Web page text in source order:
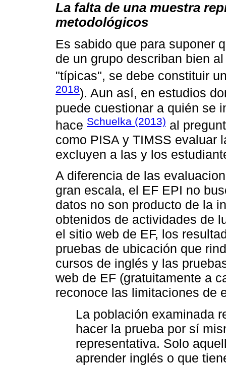
La falta de una muestra
metodológicos
Es sabido que para suponer
de un grupo describan bien
"típicas", se debe constituir
2018). Aun así, en estudios
puede cuestionar a quién se
hace Schuelka (2013) al
como PISA y TIMSS evaluar
excluyen a las y los
A diferencia de las
gran escala, el EF EPI no
datos no son producto de la
obtenidos de actividades de
el sitio web de EF, los
pruebas de ubicación que
cursos de inglés y las
web de EF (gratuitamente a
reconoce las limitaciones de
La población examinada
hacer la prueba por sí
representativa. Solo
aprender inglés o que